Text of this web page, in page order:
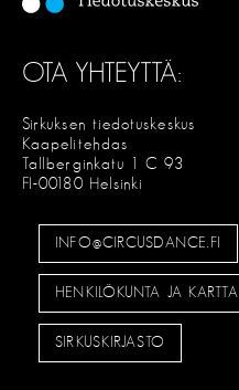
OTA YHTEYTTÄ:
Sirkuksen tiedotuskeskus
Kaapelitehdas
Tallberginkatu 1 C 93
FI-00180 Helsinki
INFO@CIRCUSDANCE.FI
HENKILÖKUNTA JA KARTTA
SIRKUSKIRJASTO